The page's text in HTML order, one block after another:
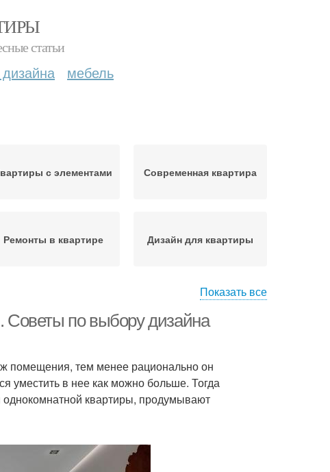
статьи
мебель
с элементами Современная квартира
Ремонты в квартире Дизайн для квартиры
Показать все
Советы по выбору дизайна
помещения, тем менее рационально он
уместить в нее как можно больше. Тогда
квартиры, продумывают